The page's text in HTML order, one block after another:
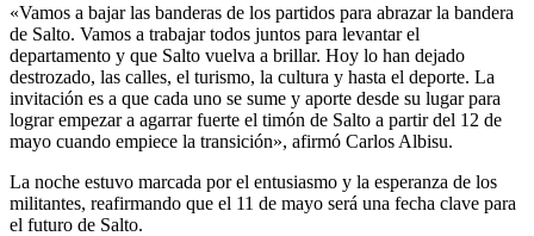
«Vamos a bajar las banderas de los partidos para abrazar la bandera
de Salto. Vamos a trabajar todos juntos para levantar el
departamento y que Salto vuelva a brillar. Hoy lo han dejado
destrozado, las calles, el turismo, la cultura y hasta el deporte. La
invitación es a que cada uno se sume y aporte desde su lugar para
lograr empezar a agarrar fuerte el timón de Salto a partir del 12 de
mayo cuando empiece la transición», afirmó Carlos Albisu.
La noche estuvo marcada por el entusiasmo y la esperanza de los
militantes, reafirmando que el 11 de mayo será una fecha clave para
el futuro de Salto.